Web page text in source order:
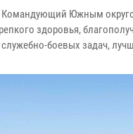
Командующий Южным
здоровья,
боевых задач,